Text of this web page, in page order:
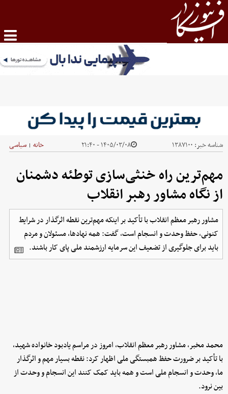
شناسه خبر: ۱۳۸۷۱۰۰ ۱۴۰۵/۰۳/۰۸ - ۲۱:۴۰ خانه | سیاسی
مهم‌ترین راه خنثی‌سازی توطئه دشمنان
از نگاه مشاور رهبر انقلاب
مشاور رهبر معظم انقلاب با تأکید بر اینکه مهم‌ترین نقطه اثرگذار در شرایط
کنونی، حفظ وحدت و انسجام است، گفت: همه نهادها، مسئولان و مردم
باید برای جلوگیری از تضعیف این سرمایه ارزشمند ملی پای کار باشند.
محمد مخبر، مشاور رهبر معظم انقلاب، امروز در مراسم یادبود خانواده شهید،
با تأکید بر ضرورت حفظ همبستگی ملی اظهار کرد: نقطه بسیار مهم و اثرگذار
ما، وحدت و انسجام ملی است و همه باید کمک کنند این انسجام و وحدت از
بین نرود.